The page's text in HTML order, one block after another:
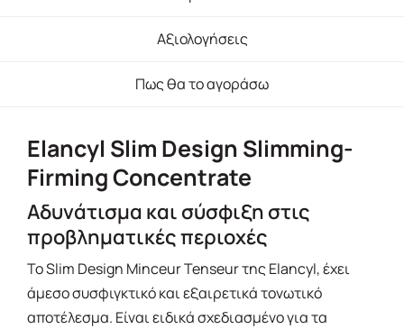
Αξιολογήσεις
Πως θα το αγοράσω
Elancyl Slim Design Slimming-
Firming Concentrate
Αδυνάτισμα και σύσφιξη στις
προβληματικές περιοχές
Το Slim Design Minceur Tenseur της Elancyl, έχει
άμεσο συσφιγκτικό και εξαιρετικά τονωτικό
αποτέλεσμα. Είναι ειδικά σχεδιασμένο για τα